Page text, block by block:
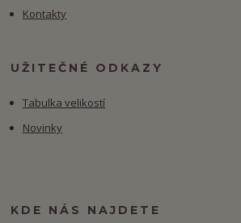
Kontakty
UŽITEČNÉ ODKAZY
Tabulka velikostí
Novinky
KDE NÁS NAJDETE